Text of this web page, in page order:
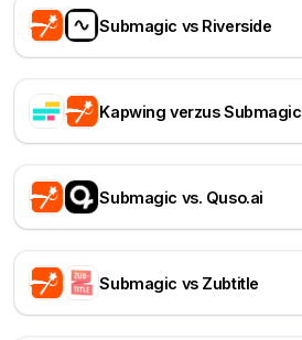
Submagic vs Riverside
Kapwing verzus Submagic
Submagic vs. Quso.ai
Submagic vs Zubtitle